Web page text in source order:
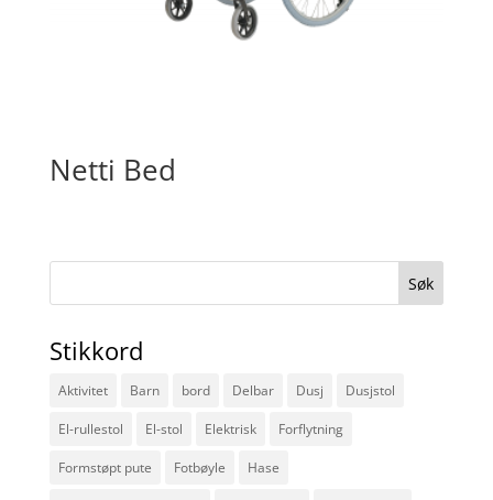
Netti Bed
Stikkord
Aktivitet Barn bord Delbar Dusj Dusjstol
El-rullestol El-stol Elektrisk Forflytning
Formstøpt pute Fotbøyle Hase